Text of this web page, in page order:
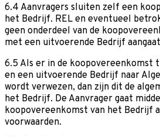
6.4 Aanvragers sluiten zelf een
het Bedrijf. REL en eventueel
geen onderdeel van de
met een uitvoerende Bedrijf
6.5 Als er in de koopovereenkomst
en een uitvoerende Bedrijf naar
wordt verwezen, dan zijn dit de
het Bedrijf. De Aanvrager gaat
koopovereenkomst van het Bedrijf
voorwaarden.